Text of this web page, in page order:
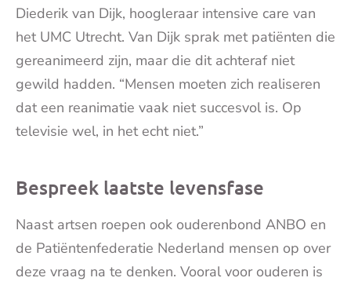
Diederik van Dijk, hoogleraar intensive care van
het UMC Utrecht. Van Dijk sprak met patiënten die
gereanimeerd zijn, maar die dit achteraf niet
gewild hadden. “Mensen moeten zich realiseren
dat een reanimatie vaak niet succesvol is. Op
televisie wel, in het echt niet.”
Bespreek laatste levensfase
Naast artsen roepen ook ouderenbond ANBO en
de Patiëntenfederatie Nederland mensen op over
deze vraag na te denken. Vooral voor ouderen is